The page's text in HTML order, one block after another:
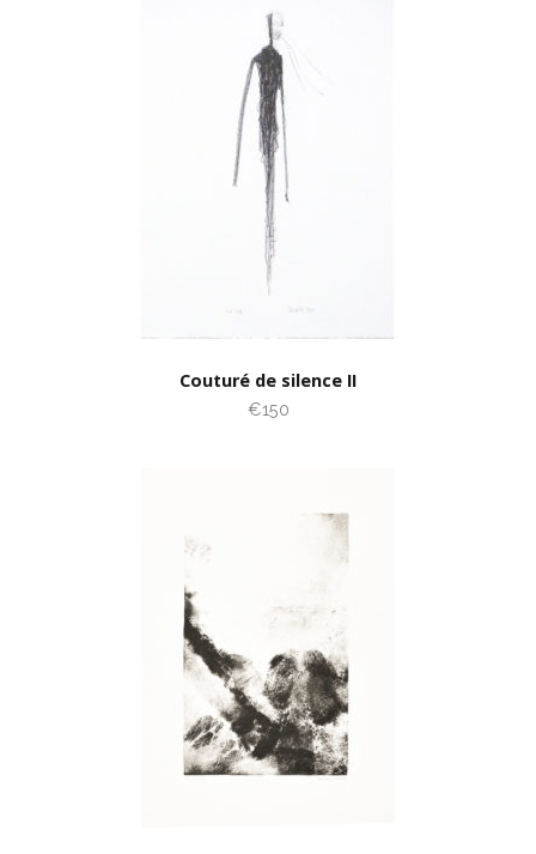
Couturé de silence II
€150